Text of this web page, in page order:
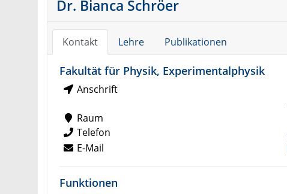
Dr. Bianca Schröer
Kontakt Lehre Publikationen
Fakultät für Physik, Experimentalphysik
Anschrift
Raum
Telefon
E-Mail
Funktionen